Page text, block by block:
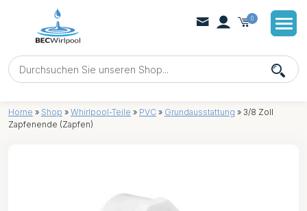
0
Home » Shop » Whirlpool-Teile » PVC » Grundausstattung » 3/8 Zoll
Zapfenende (Zapfen)